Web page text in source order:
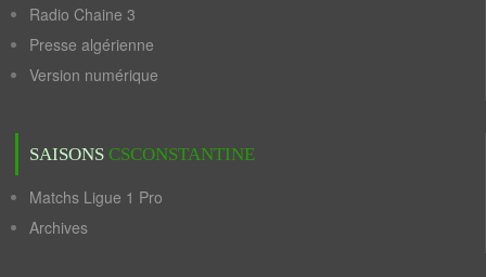
Radio Chaine 3
Presse algérienne
Version numérique
SAISONS CSCONSTANTINE
Matchs Ligue 1 Pro
Archives